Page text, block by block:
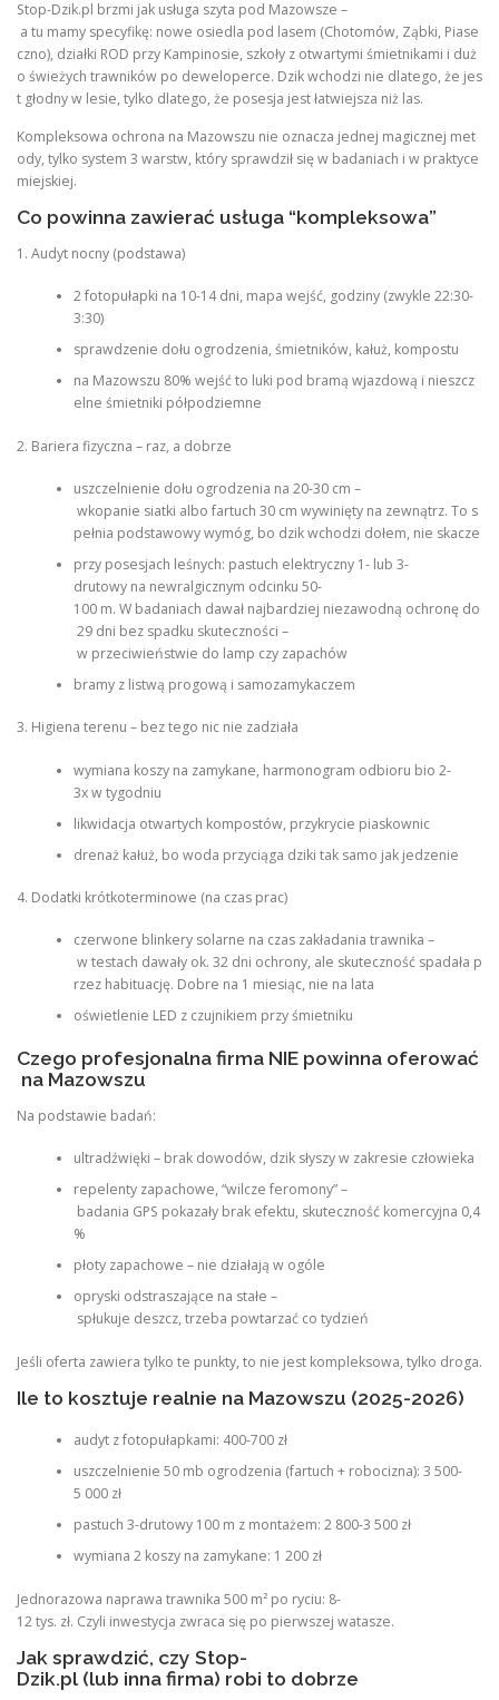
Stop-Dzik.pl brzmi jak usługa szyta pod Mazowsze –
a tu mamy specyfikę: nowe osiedla pod lasem (Chotomów, Ząbki, Piase
czno), działki ROD przy Kampinosie, szkoły z otwartymi śmietnikami i duż
o świeżych trawników po deweloperce. Dzik wchodzi nie dlatego, że jes
t głodny w lesie, tylko dlatego, że posesja jest łatwiejsza niż las.
Kompleksowa ochrona na Mazowszu nie oznacza jednej magicznej met
ody, tylko system 3 warstw, który sprawdził się w badaniach i w praktyce
miejskiej.
Co powinna zawierać usługa “kompleksowa”
1. Audyt nocny (podstawa)
2 fotopułapki na 10-14 dni, mapa wejść, godziny (zwykle 22:30-
3:30)
sprawdzenie dołu ogrodzenia, śmietników, kałuż, kompostu
na Mazowszu 80% wejść to luki pod bramą wjazdową i nieszcz
elne śmietniki półpodziemne
2. Bariera fizyczna – raz, a dobrze
uszczelnienie dołu ogrodzenia na 20-30 cm –
wkopanie siatki albo fartuch 30 cm wywinięty na zewnątrz. To s
pełnia podstawowy wymóg, bo dzik wchodzi dołem, nie skacze
przy posesjach leśnych: pastuch elektryczny 1- lub 3-
drutowy na newralgicznym odcinku 50-
100 m. W badaniach dawał najbardziej niezawodną ochronę do
29 dni bez spadku skuteczności –
w przeciwieństwie do lamp czy zapachów
bramy z listwą progową i samozamykaczem
3. Higiena terenu – bez tego nic nie zadziała
wymiana koszy na zamykane, harmonogram odbioru bio 2-
3x w tygodniu
likwidacja otwartych kompostów, przykrycie piaskownic
drenaż kałuż, bo woda przyciąga dziki tak samo jak jedzenie
4. Dodatki krótkoterminowe (na czas prac)
czerwone blinkery solarne na czas zakładania trawnika –
w testach dawały ok. 32 dni ochrony, ale skuteczność spadała p
rzez habituację. Dobre na 1 miesiąc, nie na lata
oświetlenie LED z czujnikiem przy śmietniku
Czego profesjonalna firma NIE powinna oferować
na Mazowszu
Na podstawie badań:
ultradźwięki – brak dowodów, dzik słyszy w zakresie człowieka
repelenty zapachowe, “wilcze feromony” –
badania GPS pokazały brak efektu, skuteczność komercyjna 0,4
%
płoty zapachowe – nie działają w ogóle
opryski odstraszające na stałe –
spłukuje deszcz, trzeba powtarzać co tydzień
Jeśli oferta zawiera tylko te punkty, to nie jest kompleksowa, tylko droga.
Ile to kosztuje realnie na Mazowszu (2025-2026)
audyt z fotopułapkami: 400-700 zł
uszczelnienie 50 mb ogrodzenia (fartuch + robocizna): 3 500-
5 000 zł
pastuch 3-drutowy 100 m z montażem: 2 800-3 500 zł
wymiana 2 koszy na zamykane: 1 200 zł
Jednorazowa naprawa trawnika 500 m² po ryciu: 8-
12 tys. zł. Czyli inwestycja zwraca się po pierwszej watasze.
Jak sprawdzić, czy Stop-
Dzik.pl (lub inna firma) robi to dobrze